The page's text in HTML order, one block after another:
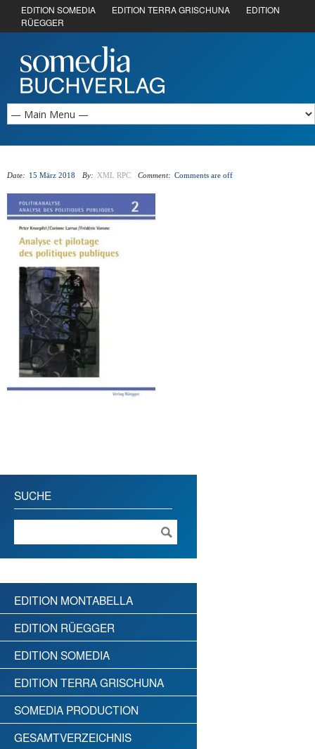
EDITION SOMEDIA EDITION TERRA GRISCHUNA
EDITION
RÜEGGER
Date: 15 März 2018 By: XML RPC Comment: Comments are off
SUCHE
EDITION MONTABELLA
EDITION RÜEGGER
EDITION SOMEDIA
EDITION TERRA GRISCHUNA
SOMEDIA PRODUCTION
GESAMTVERZEICHNIS